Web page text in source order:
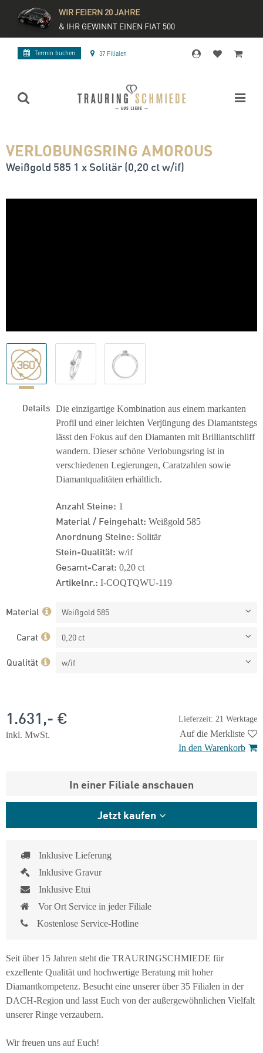
WIR FEIERN 20 JAHRE
& IHR GEWINNT EINEN FIAT 500
Termin buchen 37 Filialen
VERLOBUNGSRING AMOROUS
Weißgold 585 1 x Solitär (0,20 ct w/if)
Details Die einzigartige Kombination aus einem markanten
Profil und einer leichten Verjüngung des Diamantstegs
lässt den Fokus auf den Diamanten mit Brilliantschliff
wandern. Dieser schöne Verlobungsring ist in
verschiedenen Legierungen, Caratzahlen sowie
Diamantqualitäten erhältlich.
Anzahl Steine: 1
Material / Feingehalt: Weißgold 585
Anordnung Steine: Solitär
Stein-Qualität: w/if
Gesamt-Carat: 0,20 ct
Artikelnr.: I-COQTQWU-119
Material Weißgold 585
Carat 0,20 ct
Qualität w/if
Lieferzeit: 21 Werktage
1.631,- €
inkl. MwSt.
Auf die Merkliste
In den Warenkorb
In einer Filiale anschauen
Jetzt kaufen
Inklusive Lieferung
Inklusive Gravur
Inklusive Etui
Vor Ort Service in jeder Filiale
Kostenlose Service-Hotline
Seit über 15 Jahren steht die TRAURINGSCHMIEDE für
exzellente Qualität und hochwertige Beratung mit hoher
Diamantkompetenz. Besucht eine unserer über 35 Filialen in der
DACH-Region und lasst Euch von der außergewöhnlichen Vielfalt
unserer Ringe verzaubern.
Wir freuen uns auf Euch!